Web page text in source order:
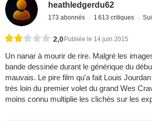
heathledgerdu62
173 abonnés 1 613 critiques
2,0Publiée le 14 juin 2015
Un nanar à mourir de rire. Malgré les
bande dessinée durant le générique du
mauvais. Le pire film qu'a fait Louis
très loin du premier volet du grand Wes
moins connu multiplie les clichés sur les